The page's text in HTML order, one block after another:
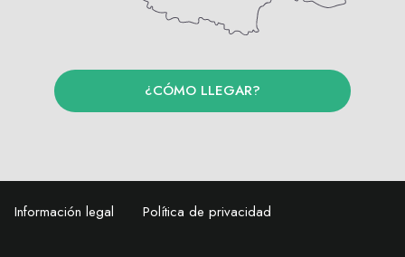
¿CÓMO LLEGAR?
Información legal Política de privacidad